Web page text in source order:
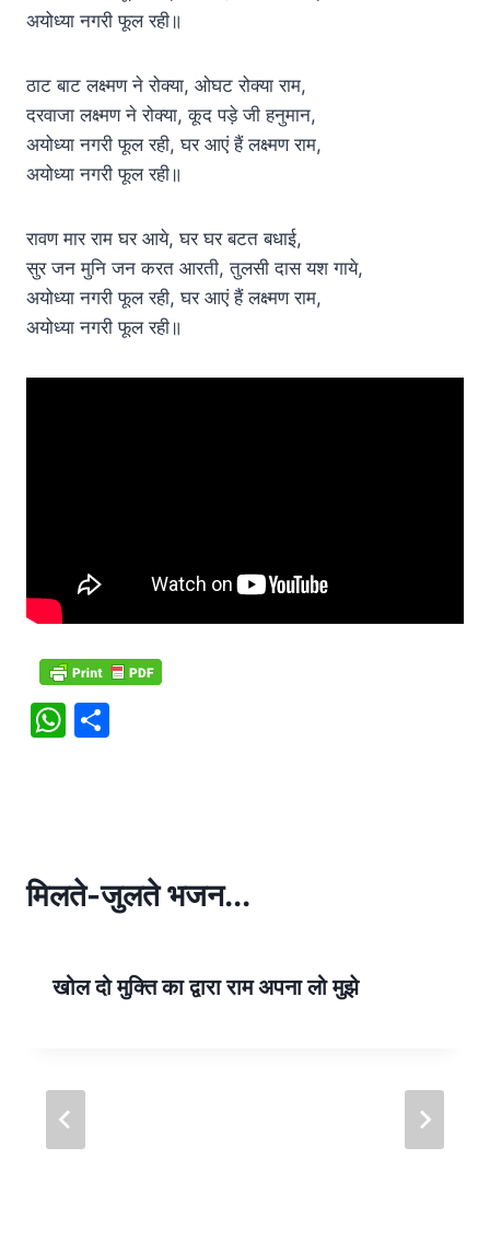
अयोध्या नगरी फूल रही॥
ठाट बाट लक्ष्मण ने रोक्या, ओघट रोक्या राम,
दरवाजा लक्ष्मण ने रोक्या, कूद पड़े जी हनुमान,
अयोध्या नगरी फूल रही, घर आएं हैं लक्ष्मण राम,
अयोध्या नगरी फूल रही॥
रावण मार राम घर आये, घर घर बटत बधाई,
सुर जन मुनि जन करत आरती, तुलसी दास यश गाये,
अयोध्या नगरी फूल रही, घर आएं हैं लक्ष्मण राम,
अयोध्या नगरी फूल रही॥
W
p
मिलते-जुलते भजन...
खोल दो मुक्ति का द्वारा राम अपना लो मुझे